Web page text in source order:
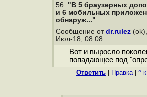
56. "В 5 браузерных
и 6 мобильных
обнаруж..."
Сообщение от dr.rulez
Июл-18, 08:08
Вот и выросло
попадающее под
Ответить Правка| ^